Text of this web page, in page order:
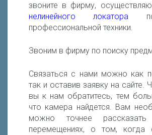
звоните в фирму,
нелинейного локатора
профессиональной техники.
Звоним в фирму по поиску
Связаться с нами можно как
так и оставив заявку на сайте.
вы к нам обратитесь, тем
что камера найдется. Вам
можно точнее
перемещениях, о том, когда